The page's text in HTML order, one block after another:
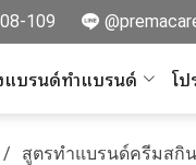
109
แบรนด์ทำแบรนด์ โ
สูตรทำแบรนด์ครีมสกิ